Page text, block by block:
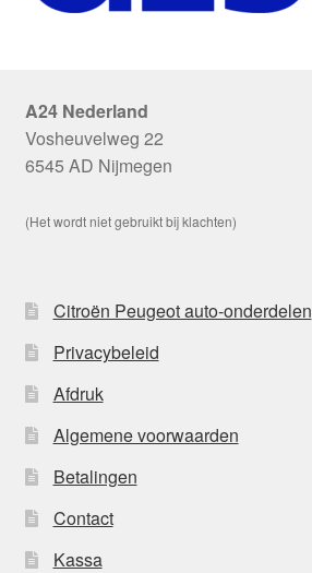
A24 Nederland
Vosheuvelweg 22
6545 AD Nijmegen
(Het wordt niet gebruikt bij klachten)
Citroën Peugeot auto-onderdelen
Privacybeleid
Afdruk
Algemene voorwaarden
Betalingen
Contact
Kassa